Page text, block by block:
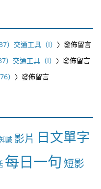
）交通工具（I） 〉發佈留言
）交通工具（I） 〉發佈留言
） 〉發佈留言
識 影片 日文單字
每日一句 短影